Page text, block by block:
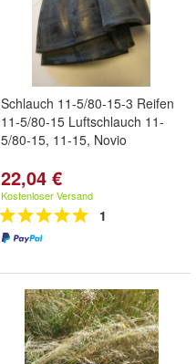
Schlauch 11-5/80-15-3 Reifen
11-5/80-15 Luftschlauch 11-
5/80-15, 11-15, Novio
22,04 €
Kostenloser Versand
1